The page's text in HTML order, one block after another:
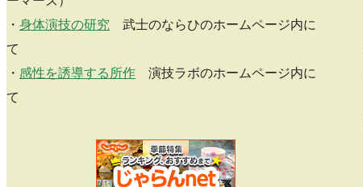
・ 身体演技の研究 武士のならひのホームページ内に
て
・ 感性を誘導する所作 演技ラボのホームページ内に
て